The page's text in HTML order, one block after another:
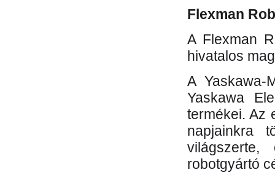
Flexman
A Flexman
hivatalos
A Yaskawa-
Yaskawa
termékei. Az
napjainkra
robotgyártó